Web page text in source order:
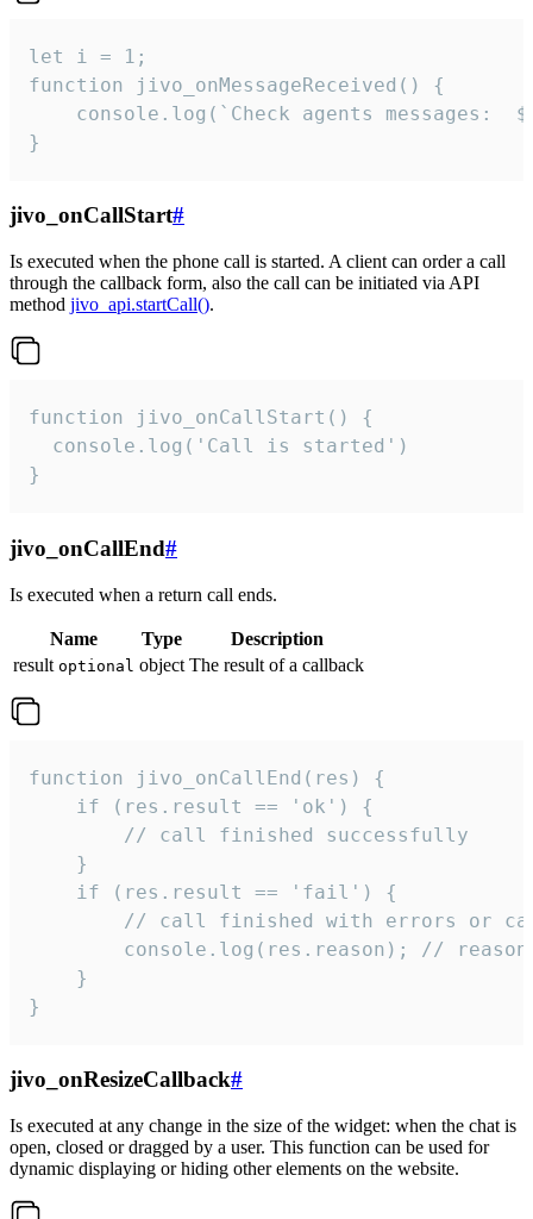
let i = 1;
function jivo_onMessageReceived() {
}
jivo_onCallStart#
Is executed when the phone call is started. A client can order a call
through the callback form, also the call can be initiated via API
method jivo_api.startCall().
function jivo_onCallStart() {
  console.log('Call is started')
}
jivo_onCallEnd#
Is executed when a return call ends.
Name Type
Description
result optional object The result of a callback
function jivo_onCallEnd(res) {
    if (res.result == 'ok') {
        // call finished successfully
    }
    if (res.result == 'fail') {
// call finished with errors or
console.log(res.reason); //
    }
}
jivo_onResizeCallback#
Is executed at any change in the size of the widget: when the chat is
open, closed or dragged by a user. This function can be used for
dynamic displaying or hiding other elements on the website.